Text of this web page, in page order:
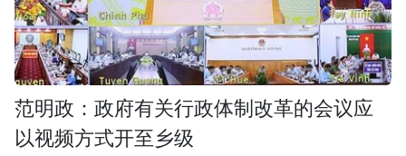
范明政：政府有关行政体制改革的会议应
以视频方式开至乡级